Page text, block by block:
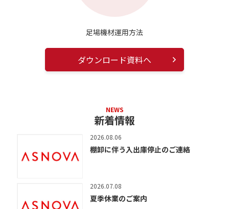
足場機材運用方法
ダウンロード資料へ
NEWS
新着情報
2026.08.06
棚卸に伴う入出庫停止のご連絡
2026.07.08
夏季休業のご案内